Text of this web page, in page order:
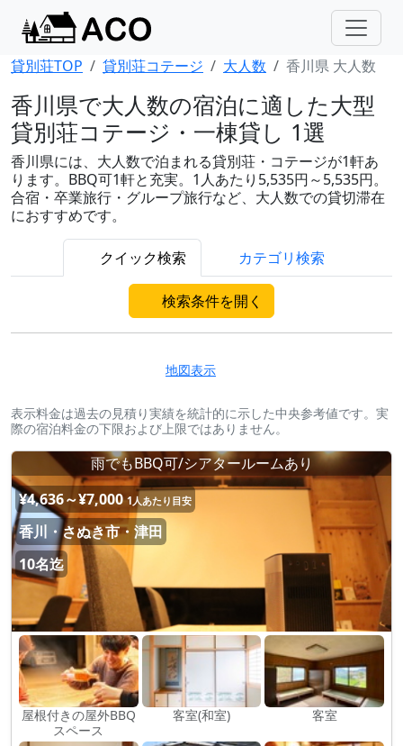
貸別荘TOP 貸別荘コテージ 大人数 香川県 大人数
香川県で大人数の宿泊に適した大型
貸別荘コテージ・一棟貸し 1選
香川県には、大人数で泊まれる貸別荘・コテージが1軒あ
ります。BBQ可1軒と充実。1人あたり5,535円～5,535円。
合宿・卒業旅行・グループ旅行など、大人数での貸切滞在
におすすめです。
クイック検索 カテゴリ検索
検索条件を開く
地図表示
表示料金は過去の見積り実績を統計的に示した中央参考値です。実
際の宿泊料金の下限および上限ではありません。
雨でもBBQ可/シアタールームあり
¥4,636～¥7,000 1人あたり目安
香川・さぬき市・津田
10名迄
屋根付きの屋外BBQ
スペース
客室(和室) 客室